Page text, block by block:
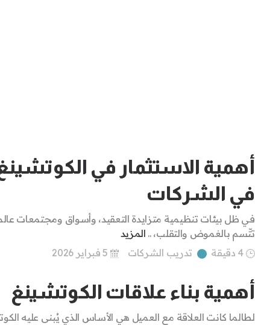
أهمية الاستثمار في
في الشركات
في ظل بيئات تنظيمية متزايدة التعقيد، وأسواق ومجتمعات
تتّسم بالغموض والتقلب، .. المزيد
4 دقيقة
تدريب الشركات
أهمية بناء علاقات الكوتشينغ
لطالما كانت العلاقة مع العميل هي الأساس الذي يُبنى عليه